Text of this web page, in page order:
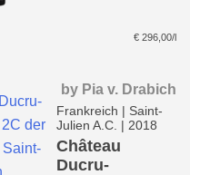
€ 296,00/l
by Pia v. Drabich
Frankreich | Saint-
Julien A.C. | 2018
Château
Ducru-